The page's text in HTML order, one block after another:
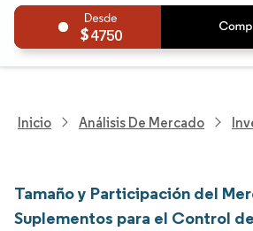
4750
Inicio Análisis De Mercado
Tamaño y Participación del
Suplementos para el Control